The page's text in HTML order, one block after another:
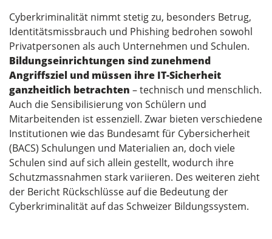
Cyberkriminalität nimmt stetig zu, besonders Betrug,
Identitätsmissbrauch und Phishing bedrohen sowohl
Privatpersonen als auch Unternehmen und Schulen.
Bildungseinrichtungen sind zunehmend
Angriffsziel und müssen ihre IT-Sicherheit
ganzheitlich betrachten – technisch und menschlich.
Auch die Sensibilisierung von Schülern und
Mitarbeitenden ist essenziell. Zwar bieten verschiedene
Institutionen wie das Bundesamt für Cybersicherheit
(BACS) Schulungen und Materialien an, doch viele
Schulen sind auf sich allein gestellt, wodurch ihre
Schutzmassnahmen stark variieren. Des weiteren zieht
der Bericht Rückschlüsse auf die Bedeutung der
Cyberkriminalität auf das Schweizer Bildungssystem.